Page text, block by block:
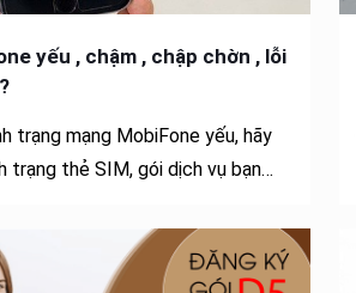
yếu , chậm , chập chờn , lỗi
trạng mạng MobiFone yếu, hãy
trạng thẻ SIM, gói dịch vụ bạn…